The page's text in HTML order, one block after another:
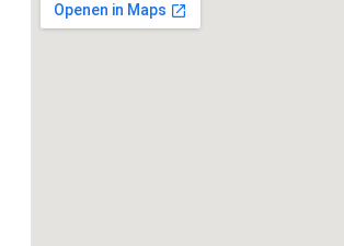
Achteruitrijcamera